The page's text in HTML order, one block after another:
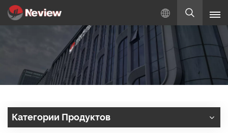
Русский
Русский
Español
Категории Продуктов